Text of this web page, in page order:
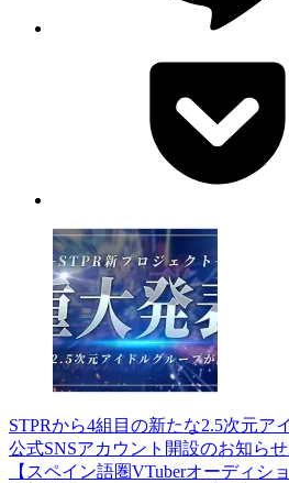
STPRから4組目の新たな2.5次元ア
公式SNSアカウント開設のお知らせ
【スペイン語圏VTuberオーディシ